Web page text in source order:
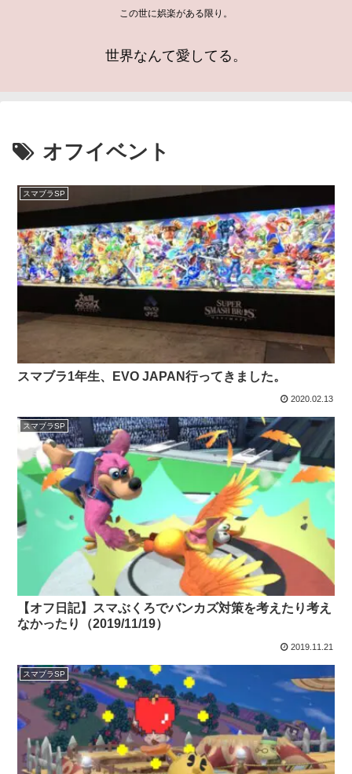
この世に娯楽がある限り。
世界なんて愛してる。
オフイベント
スマブラSP
スマブラ1年生、EVO JAPAN行ってきました。
2020.02.13
スマブラSP
【オフ日記】スマぶくろでバンカズ対策を考えたり考え
なかったり（2019/11/19）
2019.11.21
スマブラSP